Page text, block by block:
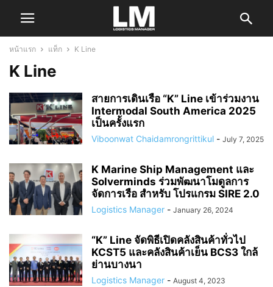
หน้าแรก แท็ก K Line
K Line
สายการเดินเรือ “K” Line เข้าร่วมงาน
Intermodal South America 2025
เป็นครั้งแรก
Viboonwat Chaidamrongrittikul - July 7, 2025
K Marine Ship Management และ
Solverminds ร่วมพัฒนาโมดูลการ
จัดการเรือ สำหรับ โปรแกรม SIRE 2.0
Logistics Manager - January 26, 2024
“K” Line จัดพิธีเปิดคลังสินค้าทั่วไป
KCST5 และคลังสินค้าเย็น BCS3 ใกล้
ย่านบางนา
Logistics Manager - August 4, 2023